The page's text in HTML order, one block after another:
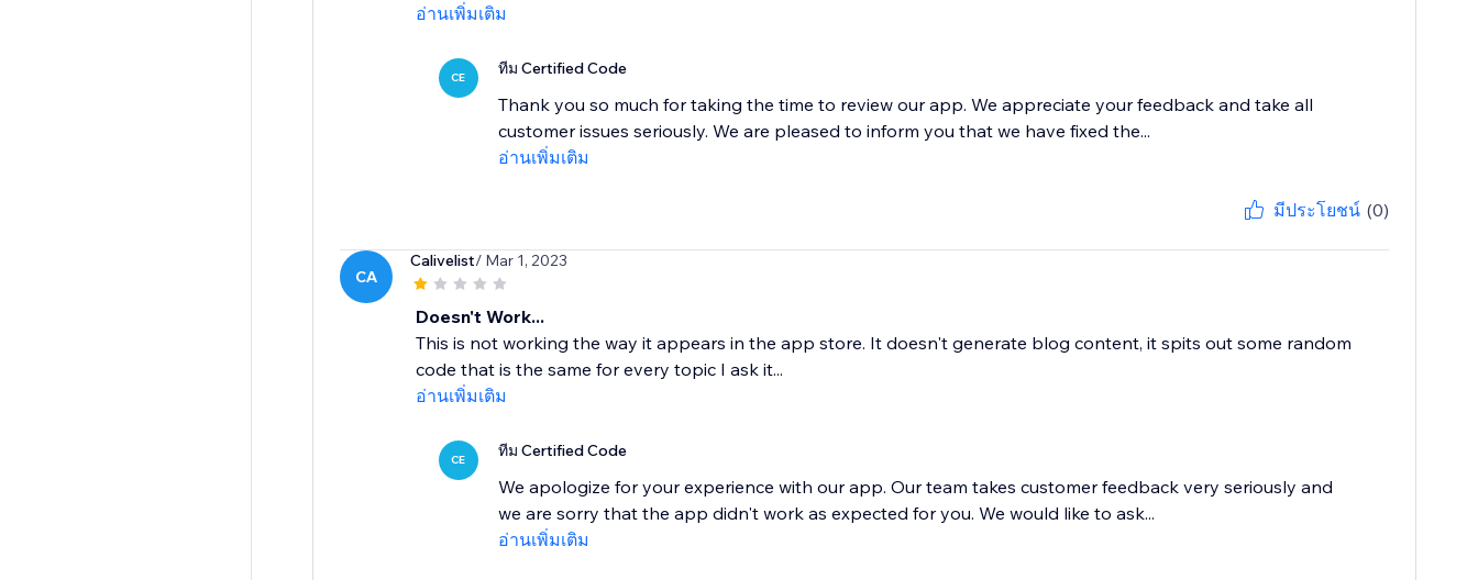
อ่านเพิ่มเติม
CE ทีม Certified Code
Thank you so much for taking the time to review our app. We appreciate your feedback and take all
customer issues seriously. We are pleased to inform you that we have fixed the...
อ่านเพิ่มเติม
มีประโยชน์ (0)
CA
Calivelist/ Mar 1, 2023
Doesn't Work...
This is not working the way it appears in the app store. It doesn't generate blog content, it spits out some random
code that is the same for every topic I ask it...
อ่านเพิ่มเติม
CE ทีม Certified Code
We apologize for your experience with our app. Our team takes customer feedback very seriously and
we are sorry that the app didn't work as expected for you. We would like to ask...
อ่านเพิ่มเติม